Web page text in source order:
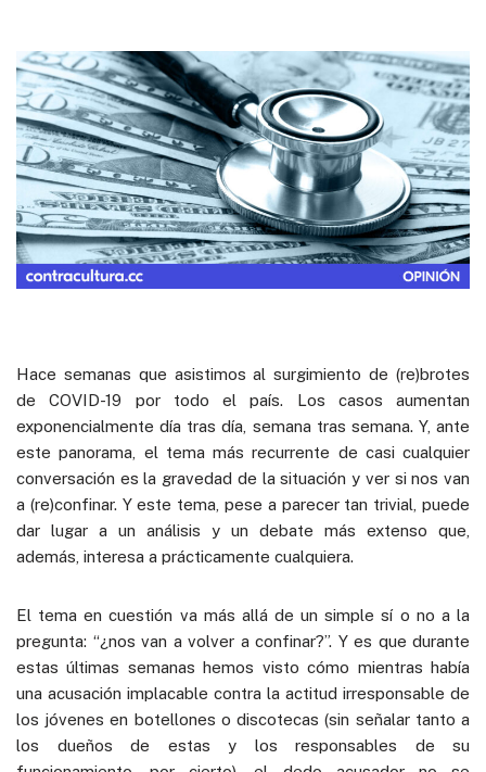
Hace semanas que asistimos al surgimiento de (re)brotes
de COVID-19 por todo el país. Los casos aumentan
exponencialmente día tras día, semana tras semana. Y, ante
este panorama, el tema más recurrente de casi cualquier
conversación es la gravedad de la situación y ver si nos van
a (re)confinar. Y este tema, pese a parecer tan trivial, puede
dar lugar a un análisis y un debate más extenso que,
además, interesa a prácticamente cualquiera.
El tema en cuestión va más allá de un simple sí o no a la
pregunta: “¿nos van a volver a confinar?”. Y es que durante
estas últimas semanas hemos visto cómo mientras había
una acusación implacable contra la actitud irresponsable de
los jóvenes en botellones o discotecas (sin señalar tanto a
los dueños de estas y los responsables de su